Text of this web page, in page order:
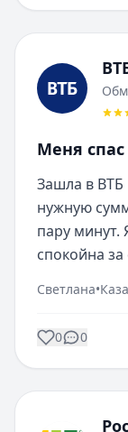
Меня
Зашла в ВТБ
нужную
пару минут.
спокойна
Светлана•
0 0